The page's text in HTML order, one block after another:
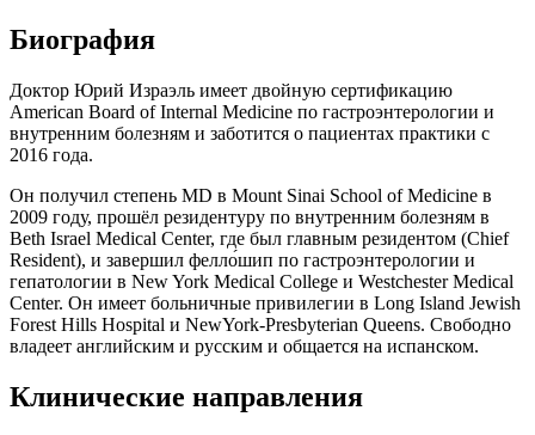
Биография
Доктор Юрий Израэль имеет двойную сертификацию
American Board of Internal Medicine по гастроэнтерологии и
внутренним болезням и заботится о пациентах практики с
2016 года.
Он получил степень MD в Mount Sinai School of Medicine в
2009 году, прошёл резидентуру по внутренним болезням в
Beth Israel Medical Center, где был главным резидентом (Chief
Resident), и завершил фелло́шип по гастроэнтерологии и
гепатологии в New York Medical College и Westchester Medical
Center. Он имеет больничные привилегии в Long Island Jewish
Forest Hills Hospital и NewYork-Presbyterian Queens. Свободно
владеет английским и русским и общается на испанском.
Клинические направления